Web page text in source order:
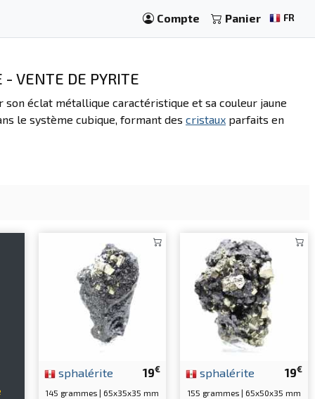
Compte Panier FR
VENTE DE PYRITE
éclat métallique caractéristique et sa couleur jaune
le système cubique, formant des cristaux parfaits en
19€
sphalérite
145 grammes | 65x35x35 mm
19€
sphalérite
155 grammes | 65x50x35 mm